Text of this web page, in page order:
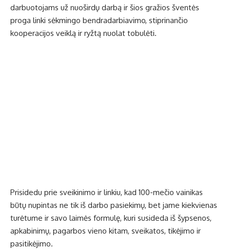
darbuotojams už nuoširdų darbą ir šios gražios šventės
proga linki sėkmingo bendradarbiavimo, stiprinančio
kooperacijos veiklą ir ryžtą nuolat tobulėti.
Prisidedu prie sveikinimo ir linkiu, kad 100-mečio vainikas
būtų nupintas ne tik iš darbo pasiekimų, bet jame kiekvienas
turėtume ir savo laimės formulę, kuri susideda iš šypsenos,
apkabinimų, pagarbos vieno kitam, sveikatos, tikėjimo ir
pasitikėjimo.